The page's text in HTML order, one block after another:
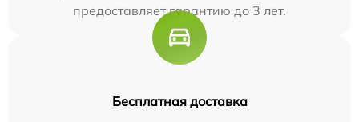
предоставляет гарантию до 3 лет.
Бесплатная доставка